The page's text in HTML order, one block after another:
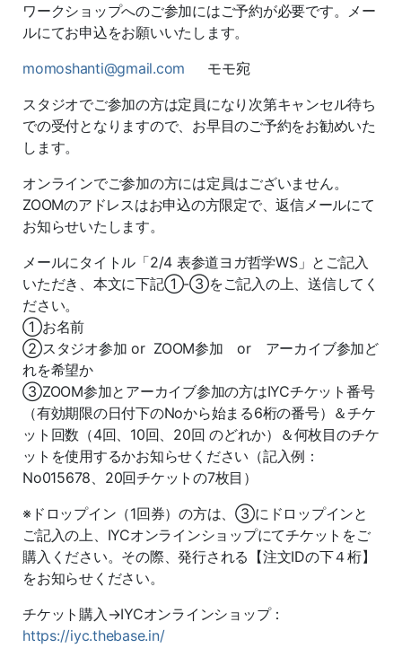
ワークショップへのご参加にはご予約が必要です。メー
ルにてお申込をお願いいたします。
momoshanti@gmail.com モモ宛
スタジオでご参加の方は定員になり次第キャンセル待ち
での受付となりますので、お早目のご予約をお勧めいた
します。
オンラインでご参加の方には定員はございません。
ZOOMのアドレスはお申込の方限定で、返信メールにて
お知らせいたします。
メールにタイトル「2/4 表参道ヨガ哲学WS」とご記入
いただき、本文に下記①-③をご記入の上、送信してく
ださい。
①お名前
②スタジオ参加 or ZOOM参加 or アーカイブ参加ど
れを希望か
③ZOOM参加とアーカイブ参加の方はIYCチケット番号
（有効期限の日付下のNoから始まる6桁の番号）＆チケ
ット回数（4回、10回、20回 のどれか）＆何枚目のチケ
ットを使用するかお知らせください（記入例：
No015678、20回チケットの7枚目）
※ドロップイン（1回券）の方は、③にドロップインと
ご記入の上、IYCオンラインショップにてチケットをご
購入ください。その際、発行される【注文IDの下４桁】
をお知らせください。
チケット購入→IYCオンラインショップ：
https://iyc.thebase.in/